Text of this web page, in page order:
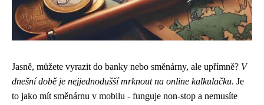
Jasně, můžete vyrazit do banky nebo směnárny, ale upřímně? V
dnešní době je nejjednodušší mrknout na online kalkulačku. Je
to jako mít směnárnu v mobilu - funguje non-stop a nemusíte